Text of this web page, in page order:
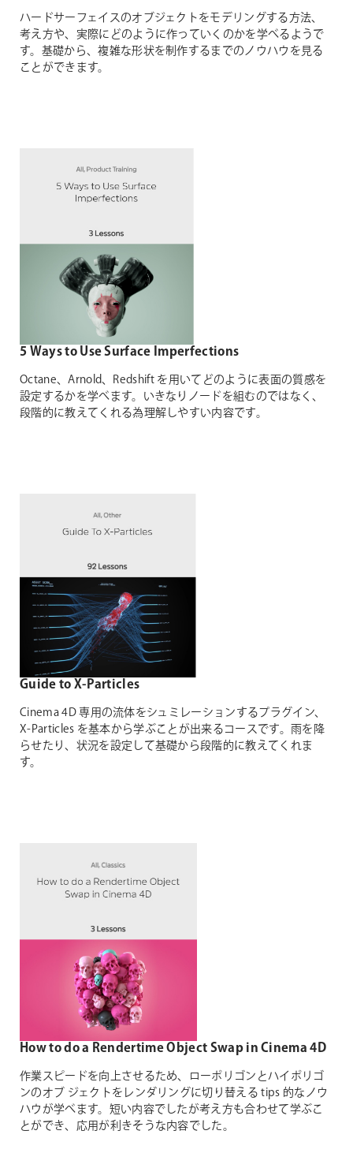
ハードサーフェイスのオブジェクトをモデリングする方法、
考え方や、実際にどのように作っていくのかを学べるようで
す。基礎から、複雑な形状を制作するまでのノウハウを見る
ことができます。
5 Ways to Use Surface Imperfections
Octane、Arnold、Redshift を用いてどのように表面の質感を
設定するかを学べます。いきなりノードを組むのではなく、
段階的に教えてくれる為理解しやすい内容です。
Guide to X-Particles
Cinema 4D 専用の流体をシュミレーションするプラグイン、
X-Particles を基本から学ぶことが出来るコースです。雨を降
らせたり、状況を設定して基礎から段階的に教えてくれま
す。
How to do a Rendertime Object Swap in Cinema 4D
作業スピードを向上させるため、ローポリゴンとハイポリゴ
ンのオブ ジェクトをレンダリングに切り替える tips 的なノウ
ハウが学べます。短い内容でしたが考え方も合わせて学ぶこ
とができ、応用が利きそうな内容でした。